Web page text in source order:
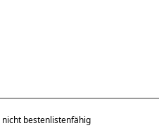
nicht bestenlistenfähig